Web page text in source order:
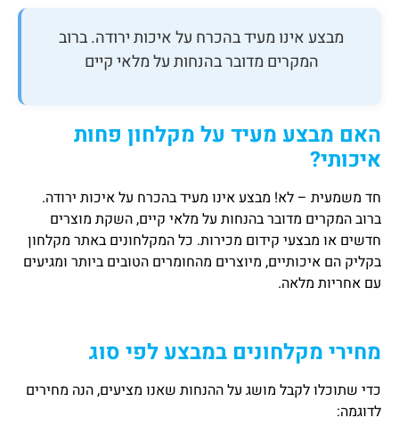
מבצע אינו מעיד בהכרח על איכות ירודה. ברוב
המקרים מדובר בהנחות על מלאי קיים
האם מבצע מעיד על מקלחון פחות
איכותי?
חד משמעית – לא! מבצע אינו מעיד בהכרח על איכות ירודה.
ברוב המקרים מדובר בהנחות על מלאי קיים, השקת מוצרים
חדשים או מבצעי קידום מכירות. כל המקלחונים באתר מקלחון
בקליק הם איכותיים, מיוצרים מהחומרים הטובים ביותר ומגיעים
עם אחריות מלאה.
מחירי מקלחונים במבצע לפי סוג
כדי שתוכלו לקבל מושג על ההנחות שאנו מציעים, הנה מחירים
לדוגמה: